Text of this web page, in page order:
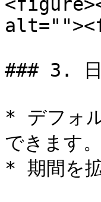
### 3.
* デフォ
できます。
* 期間を